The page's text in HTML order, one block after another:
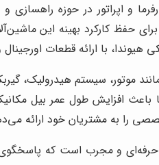
و اپراتور در حوزه
حفظ کارکرد بهینه این
هیوندا، با ارائه قطعات
موتور، سیستم
باعث افزایش طول عمر بیل
را به مشتریان خود ارائه
و مجرب است که